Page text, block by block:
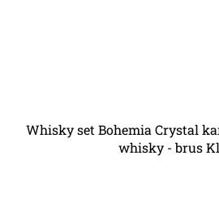
Whisky set Bohemia Crystal
whisky - brus